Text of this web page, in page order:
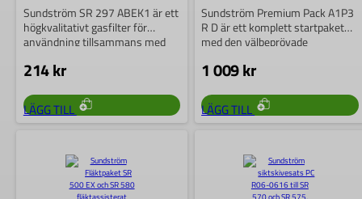
Sundström SR 297 ABEK1 är ett
högkvalitativt gasfilter för
användning tillsammans med
214kr
LÄGG TILL
Sundström Premium Pack A1P3
R D är ett komplett startpaket
med den välbeprövade
1 009kr
LÄGG TILL